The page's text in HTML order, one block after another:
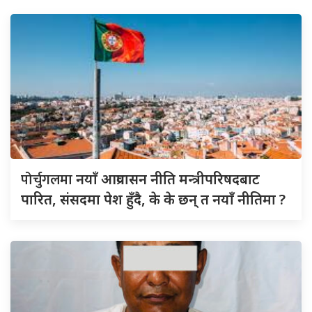
पोर्चुगलमानयाँ आप्रवासन नीति मन्त्रीपरिषदबाट
पारित, संसदमा पेश हुँदै, के के छन् त नयाँ नीतिमा ?